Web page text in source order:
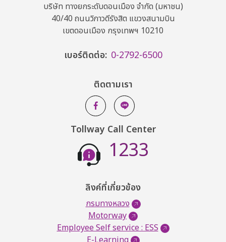
บริษัท ทางยกระดับดอนเมือง จำกัด (มหาชน)
40/40 ถนนวิภาวดีรังสิต แขวงสนามบิน
เขตดอนเมือง กรุงเทพฯ 10210
เบอร์ติดต่อ: 0-2792-6500
ติดตามเรา
Tollway Call Center
1233
ลิงค์ที่เกี่ยวข้อง
กรมทางหลวง
Motorway
Employee Self service : ESS